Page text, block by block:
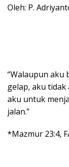
Oleh: P.
“Walaupun aku
gelap, aku
aku untuk
jalan.”
*Mazmur 23:4,